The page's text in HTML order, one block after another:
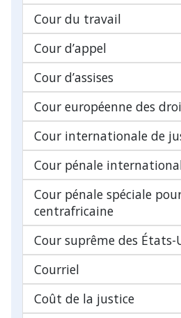
Cour du travail
Cour d’appel
Cour d’assises
Cour européenne des
Cour internationale de
Cour pénale
Cour pénale spéciale
centrafricaine
Cour suprême des États-
Courriel
Coût de la justice